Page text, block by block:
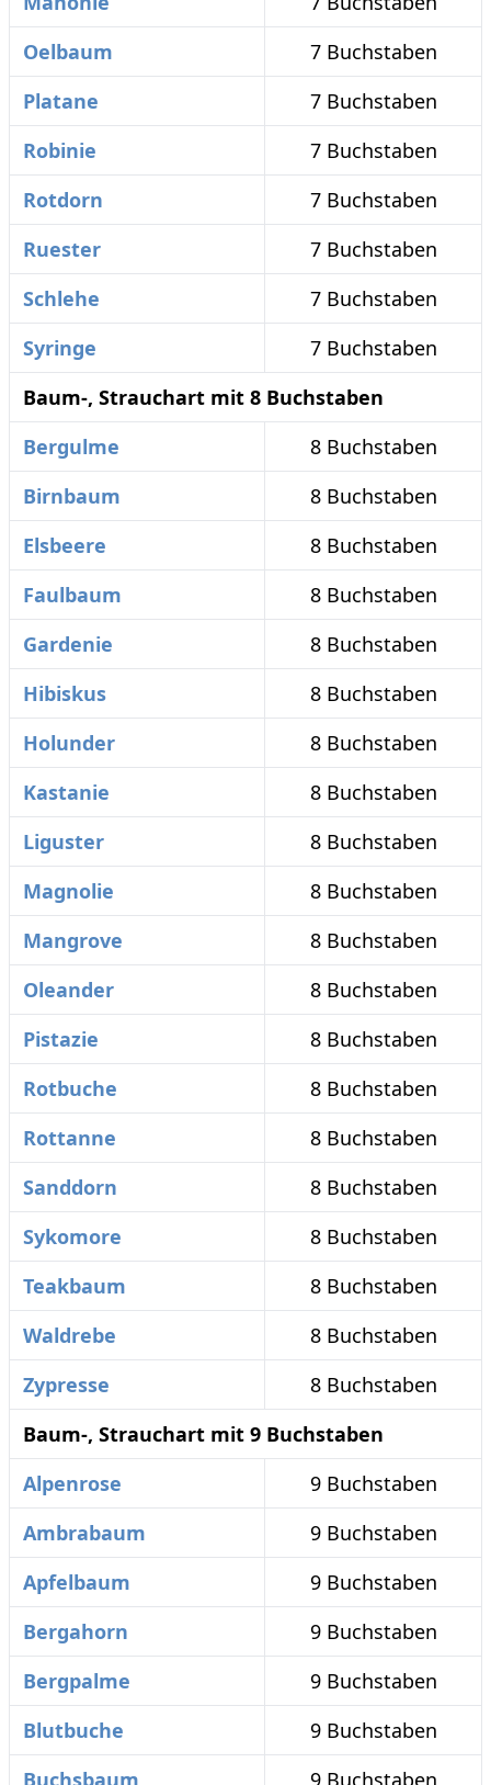
Oelbaum
7 Buchstaben
Platane
7 Buchstaben
Robinie
7 Buchstaben
Rotdorn
7 Buchstaben
Ruester
7 Buchstaben
Schlehe
7 Buchstaben
Syringe
7 Buchstaben
Baum-, Strauchart mit 8 Buchstaben
Bergulme
8 Buchstaben
Birnbaum
8 Buchstaben
Elsbeere
8 Buchstaben
Faulbaum
8 Buchstaben
Gardenie
8 Buchstaben
Hibiskus
8 Buchstaben
Holunder
8 Buchstaben
Kastanie
8 Buchstaben
Liguster
8 Buchstaben
Magnolie
8 Buchstaben
Mangrove
8 Buchstaben
Oleander
8 Buchstaben
Pistazie
8 Buchstaben
Rotbuche
8 Buchstaben
Rottanne
8 Buchstaben
Sanddorn
8 Buchstaben
Sykomore
8 Buchstaben
Teakbaum
8 Buchstaben
Waldrebe
8 Buchstaben
Zypresse
8 Buchstaben
Baum-, Strauchart mit 9 Buchstaben
Alpenrose
9 Buchstaben
Ambrabaum
9 Buchstaben
Apfelbaum
9 Buchstaben
Bergahorn
9 Buchstaben
Bergpalme
9 Buchstaben
Blutbuche
9 Buchstaben
Buchsbaum
9 Buchstaben